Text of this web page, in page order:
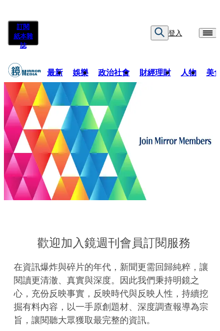
訂閱
紙本雜
誌
登入
最新 娛樂 政治社會 財經理財 人物 美
歡迎加入鏡週刊會員訂閱服務
在資訊爆炸與碎片的年代，新聞更需回歸純粹，讓
閱讀更清澈、真實與深度。因此我們秉持明鏡之
心，充份反映事實，反映時代與反映人性，持續挖
掘有料內容，以一手原創題材、深度調查報導為宗
旨，讓閱聽大眾獲取最完整的資訊。